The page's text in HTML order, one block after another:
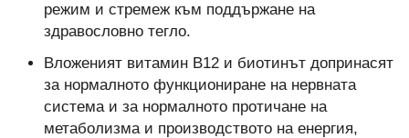
режим и стремеж към поддържане на
здравословно тегло.
Вложеният витамин B12 и биотинът допринасят
за нормалното функциониране на нервната
система и за нормалното протичане на
метаболизма и производството на енергия,